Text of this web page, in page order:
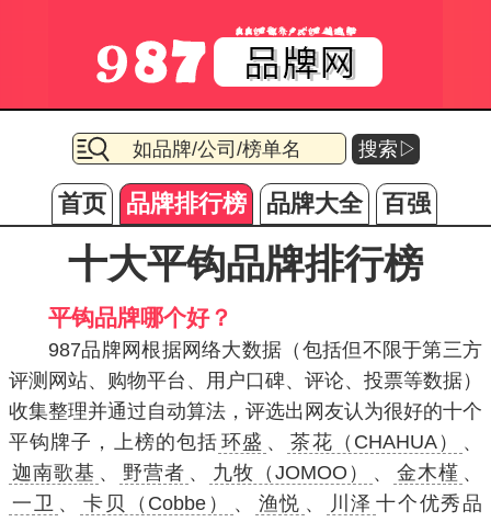
搜索▷
首页 品牌排行榜 品牌大全 百强
十大平钩品牌排行榜
平钩品牌哪个好？
987品牌网根据网络大数据（包括但不限于第三方
评测网站、购物平台、用户口碑、评论、投票等数据）
收集整理并通过自动算法，评选出网友认为很好的十个
平钩牌子，上榜的包括 环盛 、 茶花（CHAHUA）
、
迦南歌基 、 野营者 、 九牧（JOMOO） 、 金木槿 、
一卫 、 卡贝（Cobbe） 、 渔悦 、 川泽 十个优秀品